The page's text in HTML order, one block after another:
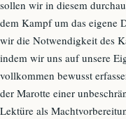
sollen wir in diesem
dem Kampf um das eigene
wir die Notwendigkeit des
indem wir uns auf unsere
vollkommen bewusst
der Marotte einer
Lektüre als